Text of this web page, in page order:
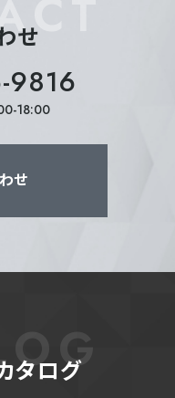
せ
9816
18:00
せ
タログ